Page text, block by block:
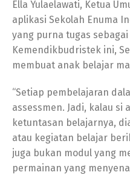
Ella Yulaelawati, Ketua
aplikasi Sekolah Enuma
yang purna tugas sebagai
Kemendikbudristek ini,
membuat anak belajar
“Setiap pembelajaran
assessmen. Jadi, kalau si
ketuntasan belajarnya,
atau kegiatan belajar
juga bukan modul yang
permainan yang